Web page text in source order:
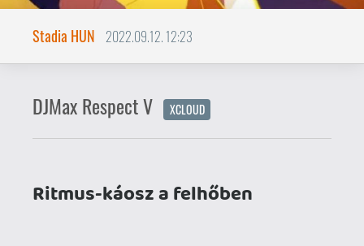
DJMax: a kezdetek